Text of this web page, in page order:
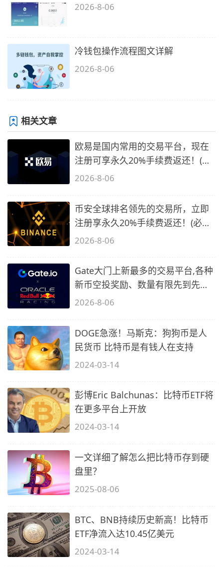
2026-8-06
冷钱包操作流程图文详解
2026-8-06
相关文章
欧易是国内常用的交易平台，现在
注册可享永久20%手续费返还！(必
备1)
2026-8-06
币安全球排名领先的交易所，立即
注册享永久20%手续费返还！(必备
2)
2026-8-06
Gate大门上新最多的交易平台,各种
新币空投奖励、数量有限先到先
得…
2026-8-06
DOGE急涨！马斯克：狗狗币是人
民货币 比特币是有钱人在支持
2024-03-14
彭博Eric Balchunas：比特币ETF将
在更多平台上开放
2024-03-14
一文详细了解怎么把比特币存到硬
盘里？
2025-08-06
BTC、BNB持续历史新高！比特币
ETF净流入达10.45亿美元
2024-03-14